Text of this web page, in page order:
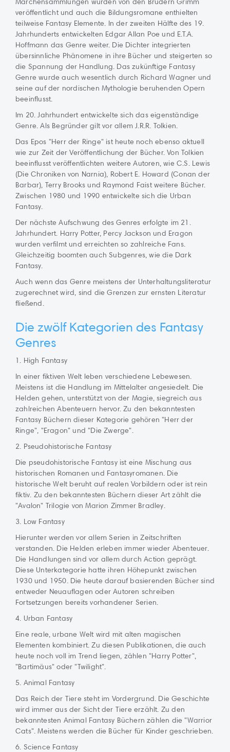
veröffentlicht und auch die Bildungsromane enthielten
teilweise Fantasy Elemente. In der zweiten Hälfte des 19.
Jahrhunderts entwickelten Edgar Allan Poe und E.T.A.
Hoffmann das Genre weiter. Die Dichter integrierten
übersinnliche Phänomene in ihre Bücher und steigerten so
die Spannung der Handlung. Das zukünftige Fantasy
Genre wurde auch wesentlich durch Richard Wagner und
seine auf der nordischen Mythologie beruhenden Opern
beeinflusst.
Im 20. Jahrhundert entwickelte sich das eigenständige
Genre. Als Begründer gilt vor allem J.R.R. Tolkien.
Das Epos "Herr der Ringe" ist heute noch ebenso aktuell
wie zur Zeit der Veröffentlichung der Bücher. Von Tolkien
beeinflusst veröffentlichten weitere Autoren, wie C.S. Lewis
(Die Chroniken von Narnia), Robert E. Howard (Conan der
Barbar), Terry Brooks und Raymond Faist weitere Bücher.
Zwischen 1980 und 1990 entwickelte sich die Urban
Fantasy.
Der nächste Aufschwung des Genres erfolgte im 21.
Jahrhundert. Harry Potter, Percy Jackson und Eragon
wurden verfilmt und erreichten so zahlreiche Fans.
Gleichzeitig boomten auch Subgenres, wie die Dark
Fantasy.
Auch wenn das Genre meistens der Unterhaltungsliteratur
zugerechnet wird, sind die Grenzen zur ernsten Literatur
fließend.
Die zwölf Kategorien des Fantasy
Genres
1. High Fantasy
In einer fiktiven Welt leben verschiedene Lebewesen.
Meistens ist die Handlung im Mittelalter angesiedelt. Die
Helden gehen, unterstützt von der Magie, siegreich aus
zahlreichen Abenteuern hervor. Zu den bekanntesten
Fantasy Büchern dieser Kategorie gehören "Herr der
Ringe", "Eragon" und "Die Zwerge".
2. Pseudohistorische Fantasy
Die pseudohistorische Fantasy ist eine Mischung aus
historischen Romanen und Fantasyromanen. Die
historische Welt beruht auf realen Vorbildern oder ist rein
fiktiv. Zu den bekanntesten Büchern dieser Art zählt die
"Avalon" Trilogie von Marion Zimmer Bradley.
3. Low Fantasy
Hierunter werden vor allem Serien in Zeitschriften
verstanden. Die Helden erleben immer wieder Abenteuer.
Die Handlungen sind vor allem durch Action geprägt.
Diese Unterkategorie hatte ihren Höhepunkt zwischen
1930 und 1950. Die heute darauf basierenden Bücher sind
entweder Neuauflagen oder Autoren schreiben
Fortsetzungen bereits vorhandener Serien.
4. Urban Fantasy
Eine reale, urbane Welt wird mit alten magischen
Elementen kombiniert. Zu diesen Publikationen, die auch
heute noch voll im Trend liegen, zählen "Harry Potter",
"Bartimäus" oder "Twilight".
5. Animal Fantasy
Das Reich der Tiere steht im Vordergrund. Die Geschichte
wird immer aus der Sicht der Tiere erzählt. Zu den
bekanntesten Animal Fantasy Büchern zählen die "Warrior
Cats". Meistens werden die Bücher für Kinder geschrieben.
6. Science Fantasy